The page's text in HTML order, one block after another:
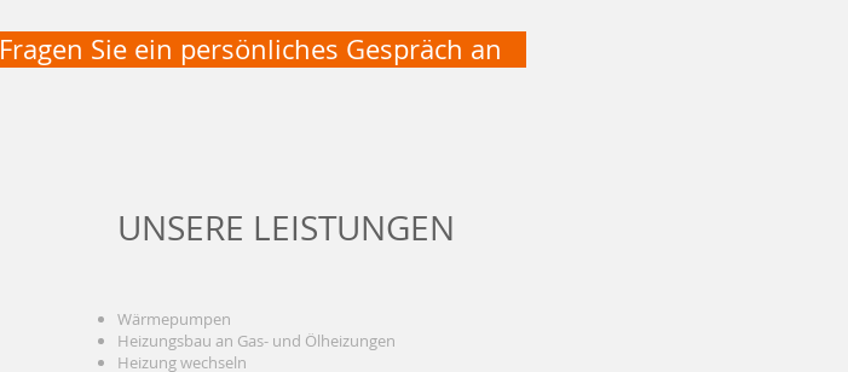
Fragen Sie ein persönliches Gespräch an
UNSERE LEISTUNGEN
Wärmepumpen
Heizungsbau an Gas- und Ölheizungen
Heizung wechseln